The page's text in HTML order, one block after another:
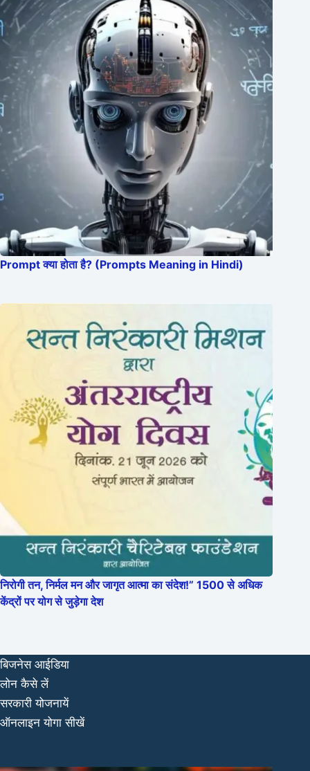
Prompt क्या होता है? (Prompts Meaning in Hindi)
निरोगी तन, निर्मल मन और जागृत आत्मा का संदेश!” 1500 से अधिक
केंद्रों पर योग से जुड़ेगा देश
बिजनेस आईडिया
लोन कैसे लें
सरकारी योजनायें
ऑनलाइन योगा सीखें